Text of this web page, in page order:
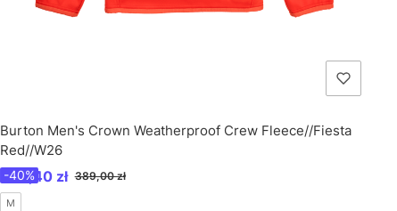
Burton Men's Crown Weatherproof Crew Fleece//Fiesta
Red//W26
Cena promocyjna
233,40 zł 389,00 zł
-40%
M